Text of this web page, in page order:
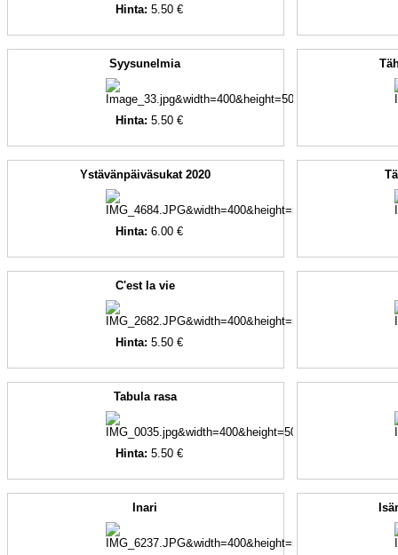
Hinta: 5.50 €
Syysunelmia
Hinta: 5.50 €
Ystävänpäiväsukat 2020
Hinta: 6.00 €
C'est la vie
Hinta: 5.50 €
Tabula rasa
Hinta: 5.50 €
Inari